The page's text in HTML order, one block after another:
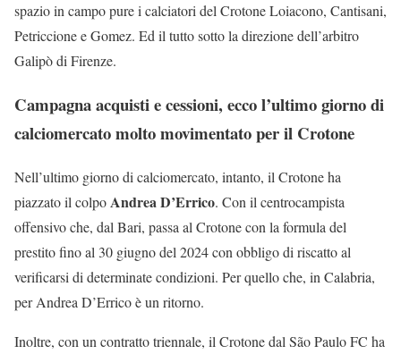
spazio in campo pure i calciatori del Crotone Loiacono, Cantisani,
Petriccione e Gomez. Ed il tutto sotto la direzione dell’arbitro
Galipò di Firenze.
Campagna acquisti e cessioni, ecco l’ultimo giorno di
calciomercato molto movimentato per il Crotone
Nell’ultimo giorno di calciomercato, intanto, il Crotone ha
piazzato il colpoAndrea D’Errico. Con il centrocampista
offensivo che, dal Bari, passa al Crotone con la formula del
prestito fino al 30 giugno del 2024 con obbligo di riscatto al
verificarsi di determinate condizioni. Per quello che, in Calabria,
per Andrea D’Errico è un ritorno.
Inoltre, con un contratto triennale, il Crotone dal São Paulo FC ha